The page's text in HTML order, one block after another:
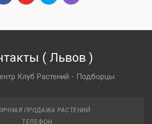
( Львов )
Клуб Растений - Подборцы
ПРОДАЖА РАСТЕНИЙ
ТЕЛЕФОН